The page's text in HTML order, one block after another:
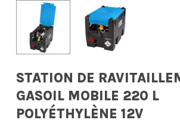
STATION DE
GASOIL MOBILE 220 L
POLYÉTHYLÈNE 12V